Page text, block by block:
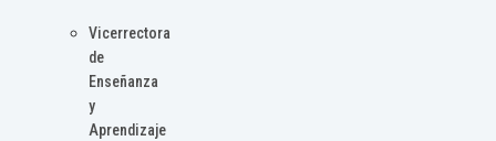
Vicerrectora
de
Enseñanza
y
Aprendizaje